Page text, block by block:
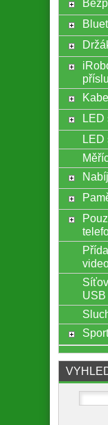
LED
LED
USB